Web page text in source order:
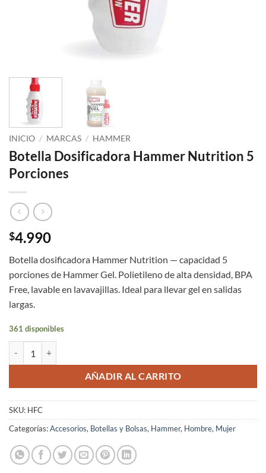
INICIO / MARCAS / HAMMER
Botella Dosificadora Hammer Nutrition 5
Porciones
$4.990
Botella dosificadora Hammer Nutrition — capacidad 5
porciones de Hammer Gel. Polietileno de alta densidad, BPA
Free, lavable en lavavajillas. Ideal para llevar gel en salidas
largas.
361 disponibles
AÑADIR AL CARRITO
SKU: HFC
Categorías:Accesorios, Botellas y Bolsas, Hammer, Hombre, Mujer